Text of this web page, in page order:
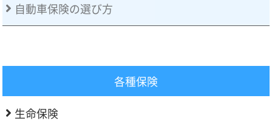
自動車保険の選び方
各種保険
生命保険